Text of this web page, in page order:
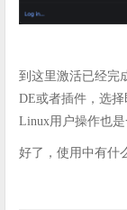
到这里激活已经完
DE或者插件，选
Linux用户操作也是
好了，使用中有什